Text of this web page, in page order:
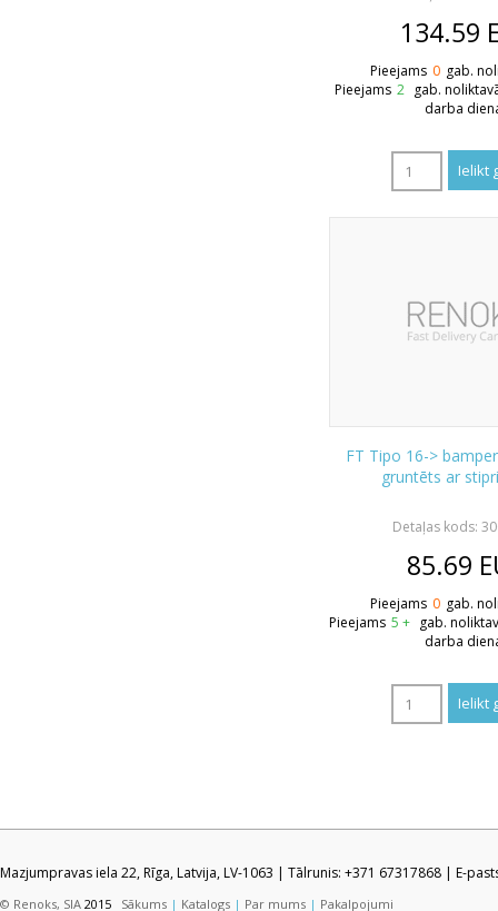
134.59
Pieejams 0 gab.
Pieejams 2 gab.
darba
FT Tipo 16->
gruntēts ar
Detaļas kods:
85.69
Pieejams 0 gab.
Pieejams 5 + gab.
darba
Mazjumpravas iela 22, Rīga, Latvija, LV-1063 | Tālrunis: +371 67317868 | E-
© Renoks, SIA 2015 Sākums | Katalogs | Par mums | Pakalpojumi